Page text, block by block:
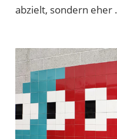
abzielt, sondern eher